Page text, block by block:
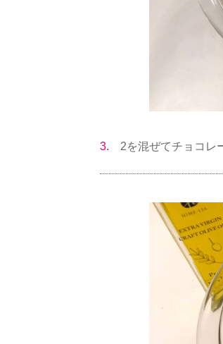
3. 2を混ぜてチョコレ